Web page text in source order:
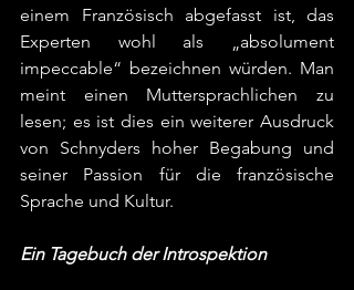
einem Französisch abgefasst ist, das
Experten wohl als „absolument
impeccable“ bezeichnen würden. Man
meint einen Muttersprachlichen zu
lesen; es ist dies ein weiterer Ausdruck
von Schnyders hoher Begabung und
seiner Passion für die französische
Sprache und Kultur.
Ein Tagebuch der Introspektion